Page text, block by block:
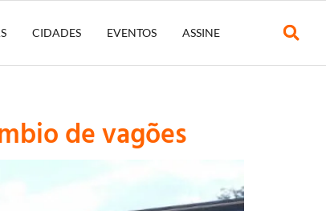
CIDADES EVENTOS ASSINE
de vagões